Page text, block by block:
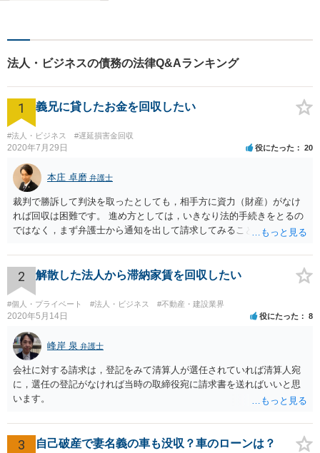
丁寧な対応、アドバイスをさ
せていただきます。
法人・ビジネスの債務の法律Q&Aランキング
1 義兄に貸したお金を回収したい
#法人・ビジネス #遅延損害金回収
2020年7月29日 役にたった 20
本庄 卓磨 弁護士
裁判で勝訴して判決を取ったとしても，相手方に資力（財産）がなけ
れば回収は困難です。 進め方としては，いきなり法的手続きをとるの
ではなく，まず弁護士から通知を出して請求してみることを検討すべ
2 解散した法人から滞納家賃を回収したい
#個人・プライベート #法人・ビジネス #不動産・建設業界
2020年5月14日 役にたった 8
峰岸 泉 弁護士
会社に対する請求は，登記をみて清算人が選任されていれば清算人宛
に，選任の登記がなければ当時の取締役宛に請求書を送ればいいと思
います。
3 自己破産で妻名義の車も没収？車のローンは？